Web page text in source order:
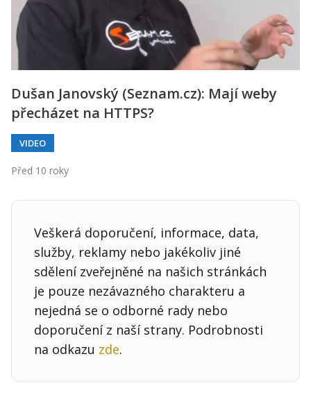
Dušan Janovský (Seznam.cz): Mají weby
přecházet na HTTPS?
VIDEO
Před 10 roky
Veškerá doporučení, informace, data,
služby, reklamy nebo jakékoliv jiné
sdělení zveřejněné na našich stránkách
je pouze nezávazného charakteru a
nejedná se o odborné rady nebo
doporučení z naší strany. Podrobnosti
na odkazu zde.